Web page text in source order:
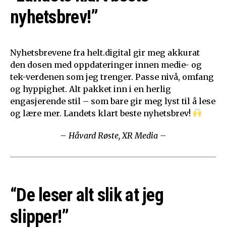
nyhetsbrev!”
Nyhetsbrevene fra helt.digital gir meg akkurat
den dosen med oppdateringer innen medie- og
tek-verdenen som jeg trenger. Passe nivå, omfang
og hyppighet. Alt pakket inn i en herlig
engasjerende stil – som bare gir meg lyst til å lese
og lære mer. Landets klart beste nyhetsbrev!
– Håvard Røste, XR Media –
“De leser alt slik at jeg
slipper!”